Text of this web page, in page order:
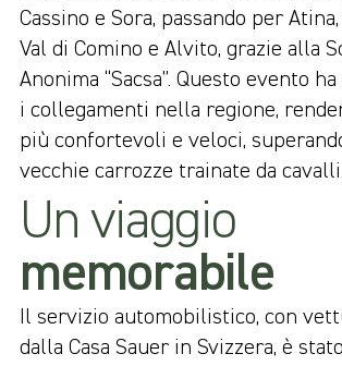
Cassino e Sora, passando per
Val di Comino e Alvito, grazie alla
Anonima “Sacsa”. Questo evento
i collegamenti nella regione,
più confortevoli e veloci,
vecchie carrozze trainate da cavalli.
Un viaggio
memorabile
Il servizio automobilistico, con
dalla Casa Sauer in Svizzera, è